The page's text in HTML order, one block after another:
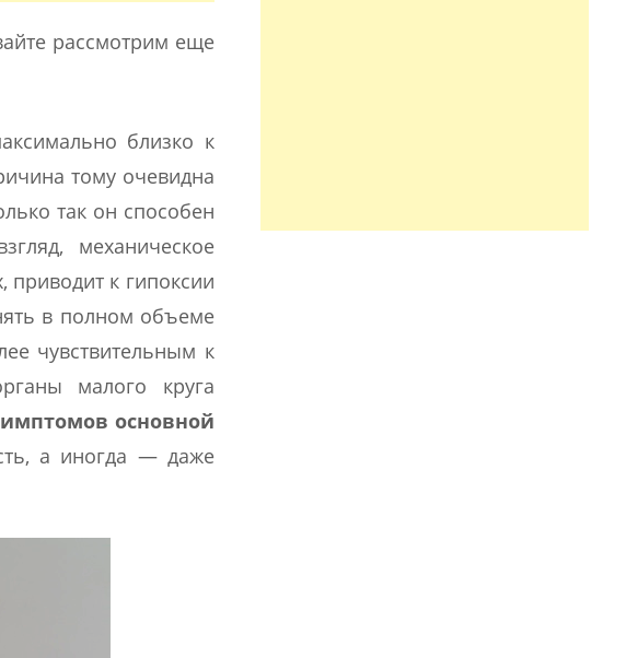
рассмотрим еще
близко к
тому очевидна
так он способен
механическое
приводит к гипоксии
в полном объеме
чувствительным к
малого круга
основной
а иногда — даже